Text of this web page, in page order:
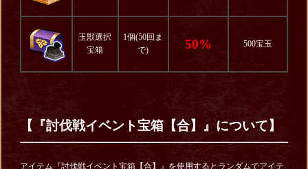
玉獣選択
宝箱
1個(50回ま
で)
50% 500宝玉
【『討伐戦イベント宝箱【合】』について】
アイテム『討伐戦イベント宝箱【合】』を使用するとランダムでアイテ